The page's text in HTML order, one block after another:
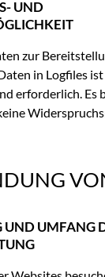
UND
zur
in Logfiles
erforderlich. Es
UND UMFANG